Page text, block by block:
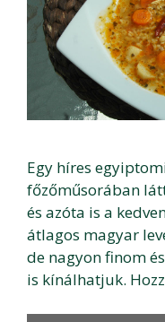
Egy híres
főzőműsorában
és azóta is a
átlagos magyar
de nagyon finom
is kínálhatjuk.